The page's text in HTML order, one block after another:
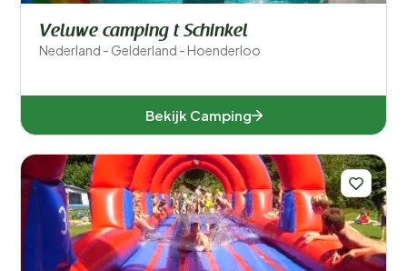
Veluwe camping t Schinkel
Nederland - Gelderland - Hoenderloo
Bekijk Camping